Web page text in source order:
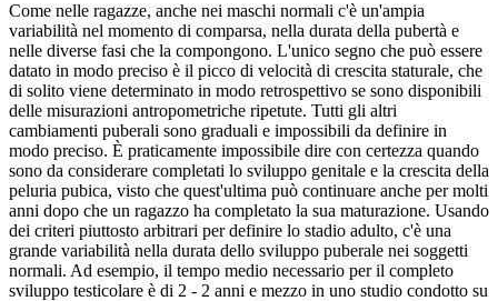
Come nelle ragazze, anche nei maschi normali c'è un'ampia
variabilità nel momento di comparsa, nella durata della pubertà e
nelle diverse fasi che la compongono. L'unico segno che può essere
datato in modo preciso è il picco di velocità di crescita staturale, che
di solito viene determinato in modo retrospettivo se sono disponibili
delle misurazioni antropometriche ripetute. Tutti gli altri
cambiamenti puberali sono graduali e impossibili da definire in
modo preciso. È praticamente impossibile dire con certezza quando
sono da considerare completati lo sviluppo genitale e la crescita della
peluria pubica, visto che quest'ultima può continuare anche per molti
anni dopo che un ragazzo ha completato la sua maturazione. Usando
dei criteri piuttosto arbitrari per definire lo stadio adulto, c'è una
grande variabilità nella durata dello sviluppo puberale nei soggetti
normali. Ad esempio, il tempo medio necessario per il completo
sviluppo testicolare è di 2 - 2 anni e mezzo in uno studio condotto su